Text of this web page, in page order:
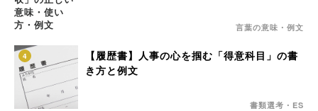
言葉の意味・例文
4
【履歴書】人事の心を掴む「得意科目」の書
き方と例文
書類選考・ES